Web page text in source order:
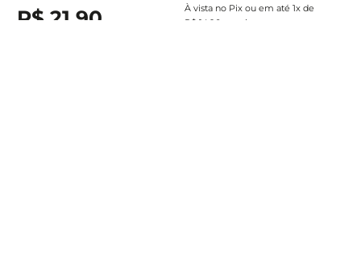
R$ 21 90 À vista no Pix ou em até 1x de
R$ 14 90 sem juros